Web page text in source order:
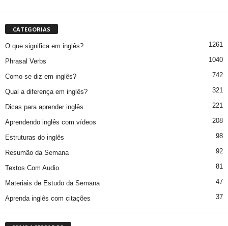
CATEGORIAS
O que significa em inglês? 1261
Phrasal Verbs 1040
Como se diz em inglês? 742
Qual a diferença em inglês? 321
Dicas para aprender inglês 221
Aprendendo inglês com vídeos 208
Estruturas do inglês 98
Resumão da Semana 92
Textos Com Audio 81
Materiais de Estudo da Semana 47
Aprenda inglês com citações 37